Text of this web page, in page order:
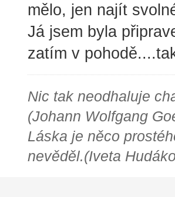
mělo, jen najít
Já jsem byla
zatím v
Nic tak neodhaluje
(Johann Wolfgang
Láska je něco
nevěděl.(Iveta